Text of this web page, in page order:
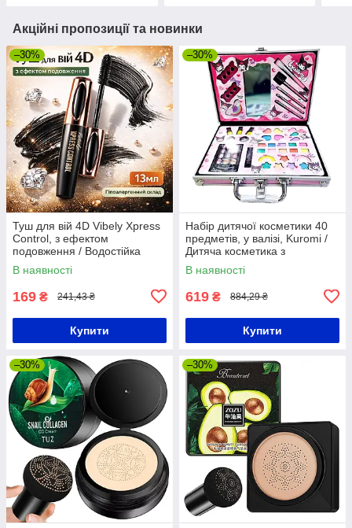
Акційні пропозиції та новинки
–30%
Туш для вій 4D Vibely Xpress
Control, з ефектом
подовження / Водостійка
гіпоалергенна туш для об'єму
В наявності
169 ₴ 241,43 ₴
Купити
–30%
Набір дитячої косметики 40
предметів, у валізі, Kuromi /
Дитяча косметика з
пензликами / Набір
косметики
В наявності
619 ₴ 884,29 ₴
Купити
–30% –30%